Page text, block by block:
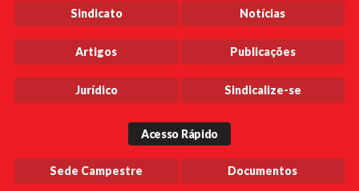
Sindicato Notícias
Artigos Publicações
Jurídico Sindicalize-se
Acesso Rápido
Sede Campestre Documentos